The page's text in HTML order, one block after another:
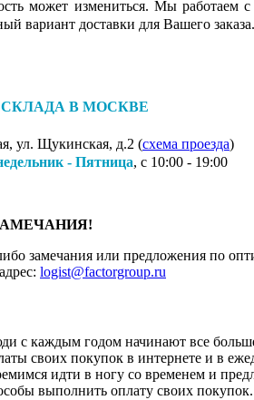
может измениться. Мы работаем
вариант доставки для Вашего заказа.
В МОСКВЕ
ул. Щукинская, д.2 (схема проезда)
- Пятница, с 10:00 - 19:00
замечания или предложения по
logist@factorgroup.ru
с каждым годом начинают все
своих покупок в интернете и в
идти в ногу со временем и
выполнить оплату своих покупок.